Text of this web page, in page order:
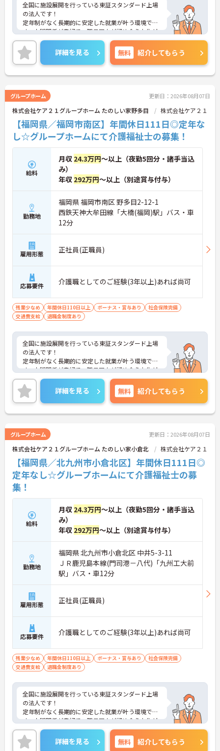
全国に施設展開を行っている東証スタンダード上場
の法人です！
定年制がなく長期的に安定した就業が叶う環境で
す。人間関係が良好で、職員同士が認め合う文化が
根付いています。
ご興味のある方には、面接対策ポイントなど、さら
に詳細をご案内しますのでお気軽にご相談くださ
い！
詳細を見る 無料 紹介してもらう
グループホーム 更新日：2026年08月07日
株式会社ケア２１グループホーム たのしい家野多目 株式会社ケア２１
【福岡県／福岡市南区】年間休日111日◎定年な
し☆グループホームにて介護福祉士の募集！
給料
月収 24.3万円～以上（夜勤5回分・諸手当込
み）
年収 292万円～以上（別途賞与付与）
勤務地
福岡県 福岡市南区 野多目2-12-1
西鉄天神大牟田線「大橋(福岡)駅」バス・車
12分
雇用形態 正社員(正職員)
応募要件 介護職としてのご経験(3年以上)あれば尚可
残業少なめ 年間休日110日以上 ボーナス・賞与あり
社会保険完備
交通費支給
退職金制度あり
全国に施設展開を行っている東証スタンダード上場
の法人です！
定年制がなく長期的に安定した就業が叶う環境で
す。人間関係が良好で、職員同士が認め合う文化が
根付いています。
ご興味のある方には、面接対策ポイントなど、さら
に詳細をご案内しますのでお気軽にご相談くださ
い！
詳細を見る 無料 紹介してもらう
グループホーム 更新日：2026年08月07日
株式会社ケア２１グループホーム たのしい家小倉北 株式会社ケア２１
【福岡県／北九州市小倉北区】年間休日111日◎
定年なし☆グループホームにて介護福祉士の募
集！
給料
月収 24.3万円～以上（夜勤5回分・諸手当込
み）
年収 292万円～以上（別途賞与付与）
勤務地
福岡県 北九州市小倉北区 中井5-3-11
ＪＲ鹿児島本線(門司港－八代)「九州工大前
駅」バス・車12分
雇用形態 正社員(正職員)
応募要件 介護職としてのご経験(3年以上)あれば尚可
残業少なめ 年間休日110日以上 ボーナス・賞与あり
社会保険完備
交通費支給
退職金制度あり
全国に施設展開を行っている東証スタンダード上場
の法人です！
定年制がなく長期的に安定した就業が叶う環境で
す。人間関係が良好で、職員同士が認め合う文化が
根付いています。
ご興味のある方には、面接対策ポイントなど、さら
に詳細をご案内しますのでお気軽にご相談くださ
詳細を見る 無料 紹介してもらう